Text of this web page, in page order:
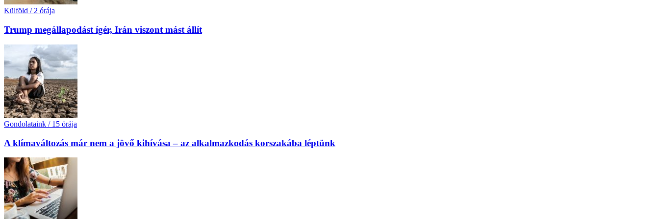
Külföld / 2 órája
Trump megállapodást ígér, Irán viszont mást állít
Gondolataink / 15 órája
A klímaváltozás már nem a jövő kihívása – az alkalmazkodás korszakába léptünk